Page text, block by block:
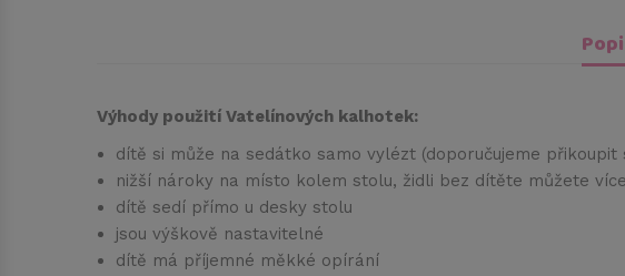
Výhody použití Vatelínových kalhotek:
dítě si může na sedátko samo vylézt (doporučujeme přikoupit
nižší nároky na místo kolem stolu, židli bez dítěte můžete
dítě sedí přímo u desky stolu
jsou výškově nastavitelné
dítě má příjemné měkké opírání